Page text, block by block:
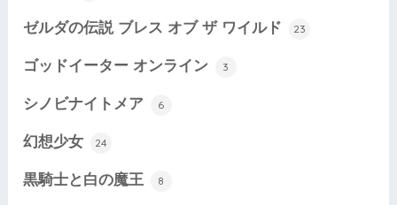
ゼルダの伝説 ブレス オブ ザ ワイルド 23
ゴッドイーター オンライン 3
シノビナイトメア 6
幻想少女 24
黒騎士と白の魔王 8